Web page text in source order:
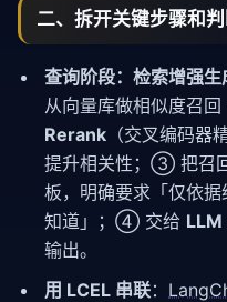
二、拆开关键步骤和
查询阶段：检索增强生
从向量库做相似度召
Rerank （交叉编码器
提升相关性；③ 把召
板，明确要求「仅依
知道」；④ 交给 LLM
输出。
用 LCEL 串联：